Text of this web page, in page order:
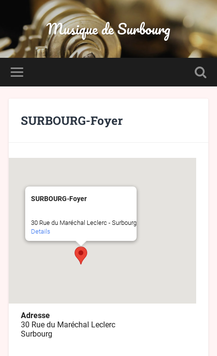
Musique de Surbourg
SURBOURG-Foyer
SURBOURG-Foyer
30 Rue du Maréchal Leclerc - Surbourg
Details
Adresse
30 Rue du Maréchal Leclerc
Surbourg